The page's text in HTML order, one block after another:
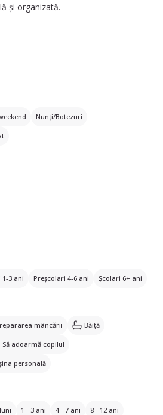
și organizată.
Nunți/Botezuri
3 ani Preșcolari 4-6 ani Școlari 6+ ani
mâncării Băiță
Să adoarmă copilul
personală
1 - 3 ani 4 - 7 ani 8 - 12 ani